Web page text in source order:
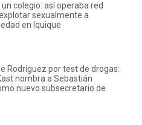
colegio: así operaba red
sexualmente a
en Iquique
Rodríguez por test de drogas:
nombra a Sebastián
nuevo subsecretario de